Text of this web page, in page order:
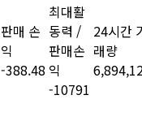
판매 손
익
-388.48
최대활
동력 /
판매손
익
-10791
24시간
래량